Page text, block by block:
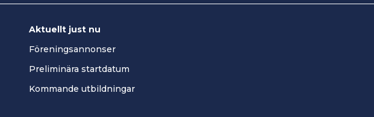
Aktuellt just nu
Föreningsannonser
Preliminära startdatum
Kommande utbildningar